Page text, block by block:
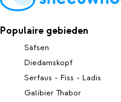
Populaire gebieden
Säfsen
Diedamskopf
Serfaus - Fiss - Ladis
Galibier Thabor